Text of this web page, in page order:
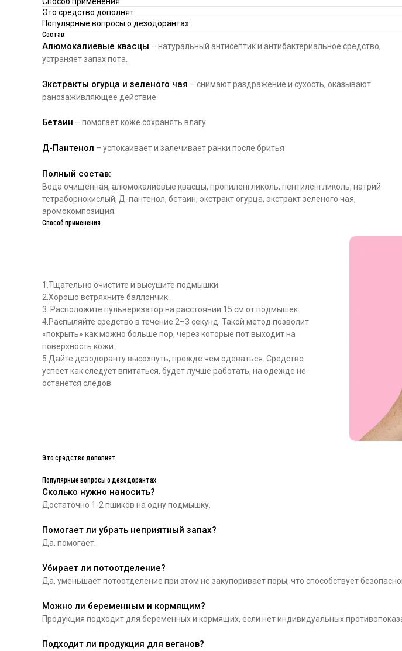
Это средство дополнят
Популярные вопросы о дезодорантах
Состав
Алюмокалиевые квасцы – натуральный антисептик и антибактериальное средство,
устраняет запах пота.
Экстракты огурца и зеленого чая – снимают раздражение и сухость, оказывают
ранозаживляющее действие
Бетаин – помогает коже сохранять влагу
Д-Пантенол – успокаивает и залечивает ранки после бритья
Полный состав:
Вода очищенная, алюмокалиевые квасцы, пропиленгликоль, пентиленгликоль, натрий
тетраборнокислый, Д-пантенол, бетаин, экстракт огурца, экстракт зеленого чая,
аромокомпозиция.
Способ применения
1.Тщательно очистите и высушите подмышки.
2.Хорошо встряхните баллончик.
3. Расположите пульверизатор на расстоянии 15 см от подмышек.
4.Распыляйте средство в течение 2–3 секунд. Такой метод позволит
«покрыть» как можно больше пор, через которые пот выходит на
поверхность кожи.
5.Дайте дезодоранту высохнуть, прежде чем одеваться. Средство
успеет как следует впитаться, будет лучше работать, на одежде не
останется следов.
Это средство дополнят
Популярные вопросы о дезодорантах
Сколько нужно наносить?
Достаточно 1-2 пшиков на одну подмышку.
Помогает ли убрать неприятный запах?
Да, помогает.
Убирает ли потоотделение?
Да, уменьшает потоотделение при этом не закупоривает поры, что способствует
Можно ли беременным и кормящим?
Продукция подходит для беременных и кормящих, если нет индивидуальных
Подходит ли продукция для веганов?